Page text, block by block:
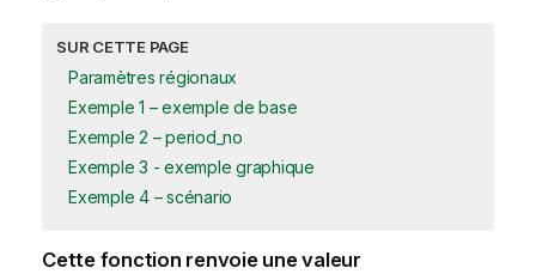
SUR CETTE PAGE
Paramètres régionaux
Exemple 1 – exemple de base
Exemple 2 – period_no
Exemple 3 - exemple graphique
Exemple 4 – scénario
Cette fonction renvoie une valeur